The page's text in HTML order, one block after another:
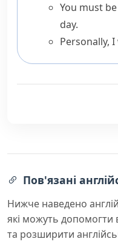
You must
day.
Personally,
Пов'язані
Нижче наведено
які можуть допомогти
та розширити